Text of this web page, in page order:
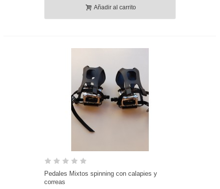
Añadir al carrito
Pedales Mixtos spinning con calapies y
correas